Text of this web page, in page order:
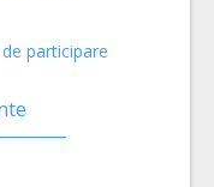
participare